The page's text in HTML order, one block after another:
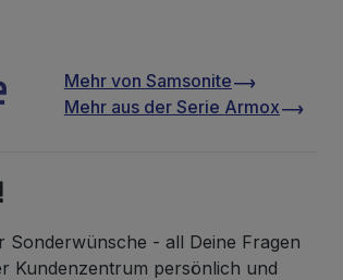
Mehr von Samsonite
Mehr aus der Serie Armox
Sonderwünsche - all Deine Fragen
Kundenzentrum persönlich und